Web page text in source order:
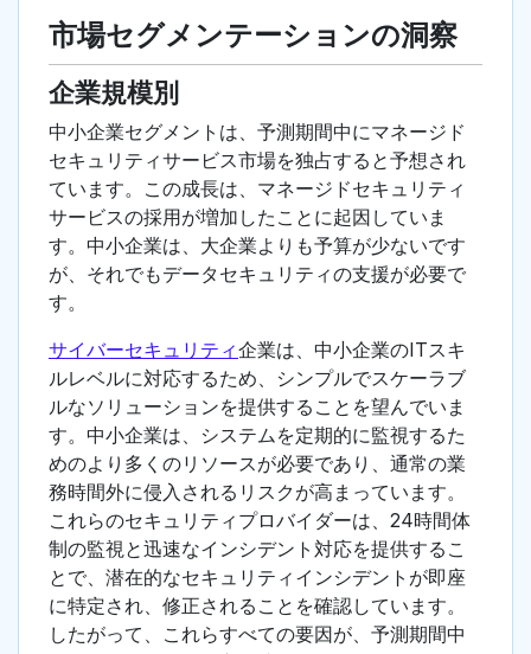
市場セグメンテーションの洞察
企業規模別
中小企業セグメントは、予測期間中にマネージド
セキュリティサービス市場を独占すると予想され
ています。この成長は、マネージドセキュリティ
サービスの採用が増加したことに起因していま
す。中小企業は、大企業よりも予算が少ないです
が、それでもデータセキュリティの支援が必要で
す。
サイバーセキュリティ企業は、中小企業のITスキ
ルレベルに対応するため、シンプルでスケーラブ
ルなソリューションを提供することを望んでいま
す。中小企業は、システムを定期的に監視するた
めのより多くのリソースが必要であり、通常の業
務時間外に侵入されるリスクが高まっています。
これらのセキュリティプロバイダーは、24時間体
制の監視と迅速なインシデント対応を提供するこ
とで、潜在的なセキュリティインシデントが即座
に特定され、修正されることを確認しています。
したがって、これらすべての要因が、予測期間中